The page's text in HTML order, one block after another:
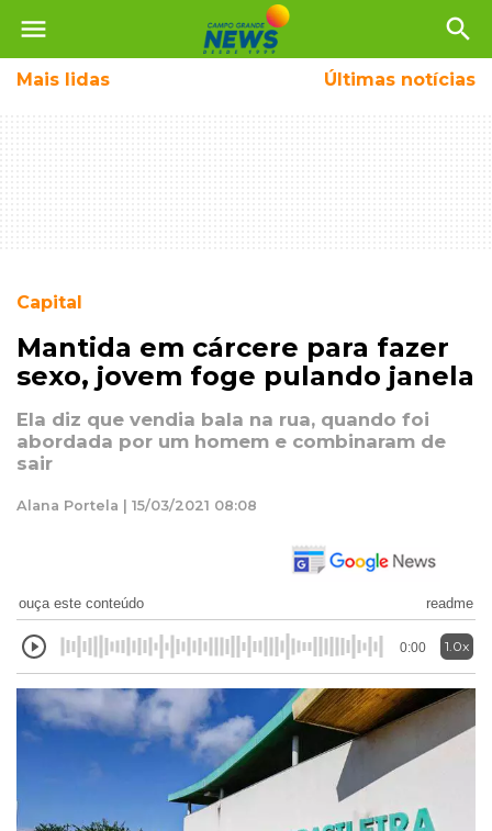
menu search
Mais lidas Últimas notícias
Capital
Mantida em cárcere para fazer
sexo, jovem foge pulando janela
Ela diz que vendia bala na rua, quando foi
abordada por um homem e combinaram de
sair
Alana Portela | 15/03/2021 08:08
ouça este conteúdo readme
0:00 1.0x